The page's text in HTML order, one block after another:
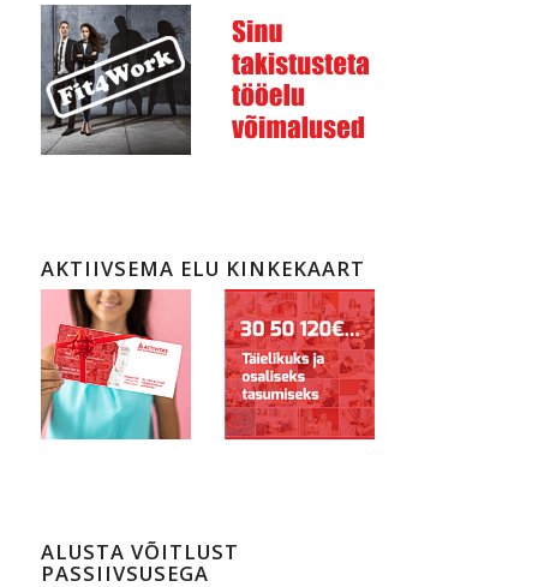
AKTIIVSEMA ELU KINKEKAART
ALUSTA VÕITLUST
PASSIIVSUSEGA